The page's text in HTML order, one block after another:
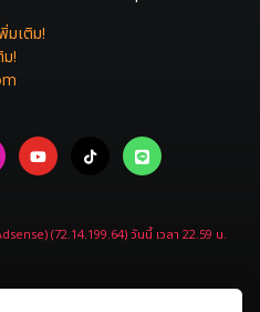
มเติม!
!
(72.14.199.64) วันนี้ เวลา 22.59 น.